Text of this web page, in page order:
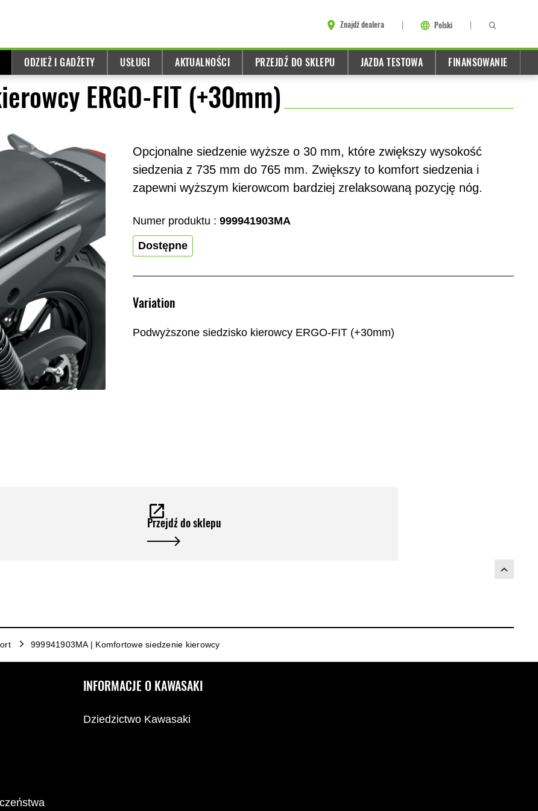
Znajdź dealera Polski
ODZIEŻ I GADŻETY USŁUGI AKTUALNOŚCI PRZEJDŹ DO SKLEPU JAZDA TESTOWA FINANSOWANIE
ERGO-FIT (+30mm)
Opcjonalne siedzenie wyższe o 30 mm, które zwiększy wysokość
siedzenia z 735 mm do 765 mm. Zwiększy to komfort siedzenia i
zapewni wyższym kierowcom bardziej zrelaksowaną pozycję nóg.
Numer produktu : 999941903MA
Dostępne
Variation
Podwyższone siedzisko kierowcy ERGO-FIT (+30mm)
Przejdź do sklepu
999941903MA | Komfortowe siedzenie kierowcy
INFORMACJE O KAWASAKI
Dziedzictwo Kawasaki